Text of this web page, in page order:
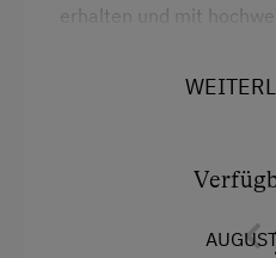
Geschirrspüler
erhalten und mit
Personen. Kochen am
Bodenheizung,
jedoch unkompliziert.